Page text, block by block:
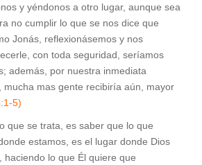
y yéndonos a otro lugar, aunque sea
no cumplir lo que se nos dice que
Jonás, reflexionásemos y nos
con toda seguridad, seríamos
además, por nuestra inmediata
mucha mas gente recibiría aún, mayor
5)
que se trata, es saber que lo que
estamos, es el lugar donde Dios
haciendo lo que Él quiere que